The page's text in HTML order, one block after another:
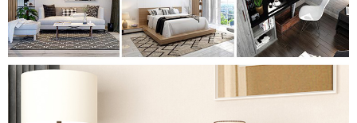
權轉讓予恩沛科技股份有限公司。
２．關於個人資料處理事宜，請瀏覽以下網址：
https://aftee.tw/terms/#terms3
３．未成年的使用者請事先徵得法定代理人或監護人之同意方可使用
「AFTEE先享後付」，若未經同意申辦者引起之損失，本公司不負相關責
任。
４．使用「AFTEE先享後付」時，將依據個別帳號之用戶狀況，依本公司即
請求用戶進行身份認證。